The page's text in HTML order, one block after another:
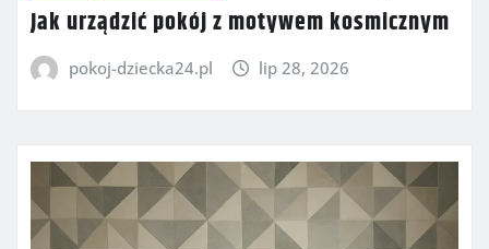
Jak urządzić pokój z motywem kosmicznym
pokoj-dziecka24.pl lip 28, 2026